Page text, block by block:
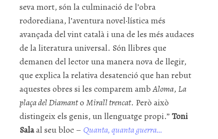
seva mort, són la culminació de l’obra
rodorediana, l’aventura novel·lística més
avançada del vint català i una de les més audaces
de la literatura universal. Són llibres que
demanen del lector una manera nova de llegir,
que explica la relativa desatenció que han rebut
aquestes obres si les comparem ambAloma, La
plaça del Diamanto Mirall trencat. Però això
distingeix els genis, un llenguatge propi.” Toni
Salaal seu bloc – Quanta, quanta guerra…